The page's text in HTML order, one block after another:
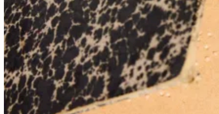
Librairie Walden par email. Pour en savoir
consultez notrepolitique de confidentialité.
Contact
9 rue de la Bretonnerie
45000 Orléans - France